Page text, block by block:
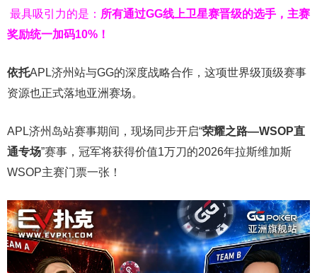
最具吸引力的是： 所有通过GG线上卫星赛晋级的选手，主赛
奖励统一加码10% ！
依托APL济州站与GG的深度战略合作，这项世界级顶级赛事
资源也正式落地亚洲赛场。
APL济州岛站赛事期间，现场同步开启“荣耀之路—WSOP直
通专场”赛事，冠军将获得价值1万刀的2026年拉斯维加斯
WSOP主赛门票一张！